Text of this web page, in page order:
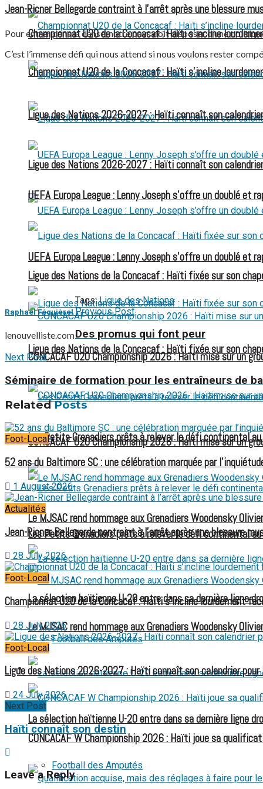
Championnat U20 de la Concacaf : Haïti s’incline
Ligue des Nations 2026-2027 : Haïti connaît son
UEFA Europa League : Lenny Joseph s’offre un doublé et
Ligue des Nations de la Concacaf : Haïti fixée sur son
CONCACAF U20 Championship 2026 : Haïti mise sur un
Les Petits Grenadiers prêts à relever le défi continental
Le MJSAC rend hommage aux Grenadiers Woodensky
La sélection haïtienne U-20 entre dans sa dernière ligne
Football des Amputés
Championnat U20 de la Concacaf : Haïti s’incline
Ligue des Nations 2026-2027 : Haïti connaît son
UEFA Europa League : Lenny Joseph s’offre un doublé et
Ligue des Nations de la Concacaf : Haïti fixée sur son
CONCACAF U20 Championship 2026 : Haïti mise sur un
Les Petits Grenadiers prêts à relever le défi continental
Le MJSAC rend hommage aux Grenadiers Woodensky
La sélection haïtienne U-20 entre dans sa dernière ligne
Football des Amputés
FOOTBALL FÉMININ
CONCACAF W Championship 2026 : Haïti joue sa
Jean-Ricner Bellegarde contraint à l’arrêt après une blessure
Pour entrer dans la danse, notre pays doit disposer d’une
C’est l’immense défi qui nous attend si nous voulons rester
Raphael Féquièrel
lenouvelliste.com
Tags: Ligue des Nations
Previous Post
Des promus qui font peur
Next Post
Séminaire de formation pour les entraîneurs de
RelatedPosts
Foot-Local
52 ans du Baltimore SC : une célébration marquée par
1 August 2026
Actualités
Jean-Ricner Bellegarde contraint à l’arrêt après une blessure
28 July 2026
Foot-Local
Championnat U20 de la Concacaf : Haïti s’incline lourdement
28 July 2026
Foot-Local
Ligue des Nations 2026-2027 : Haïti connaît son calendrier pour
24 July 2026
Next Post
Haïti connaît son destin
Leave a Reply